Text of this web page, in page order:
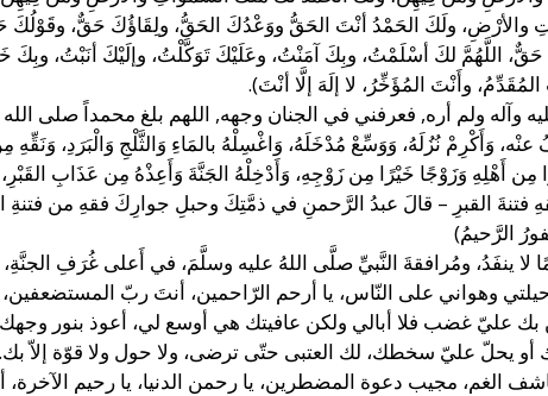
والأرْضِ، ولَكَ الحَمْدُ أنْتَ الحَقُّ ووَعْدُكَ الحَقُّ، ولِقَاؤُكَ حَقٌّ، وقَوْلُكَ
اللَّهُمَّ لكَ أسْلَمْتُ، وبِكَ آمَنْتُ، وعَلَيْكَ تَوَكَّلْتُ، وإلَيْكَ أنَبْتُ،
وأَنْتَ المُؤَخِّرُ، لا إلَهَ إلَّا أنْتَ).
وآله ولم أره, فعرفني في الجنان وجهه, اللهم بلغ محمداً صلى الله
وَأَكْرِمْ نُزُلَهُ، وَوَسِّعْ مُدْخَلَهُ، وَاغْسِلْهُ بالمَاءِ وَالثَّلْجِ وَالْبَرَدِ،
مِن أَهْلِهِ وَزَوْجًا خَيْرًا مِن زَوْجِهِ، وَأَدْخِلْهُ الجَنَّةَ وَأَعِذْهُ مِن عَذَابِ
فتنةَ القبرِ – قالَ عبدُ الرَّحمنِ في ذمَّتِكَ وحبلِ جوارِكَ فقهِ من فتنةِ
الرَّحيمُ)
لا ينفَدُ، ومُرافقةَ النَّبيِّ صلَّى اللهُ عليه وسلَّمَ، في أَعلى غُرَفِ
وهواني على النّاس، يا أرحم الرّاحمين، أنتَ ربّ
بك عليّ غضب فلا أبالي ولكن عافيتك هي أوسع لي، أعوذ بنور
أو يحلّ عليّ سخطك، لك العتبى حتّى ترضى، ولا حول ولا قوّة إلاّ بك.
الغم، مجيب دعوة المضطرين، يا رحمن الدنيا، يا رحيم